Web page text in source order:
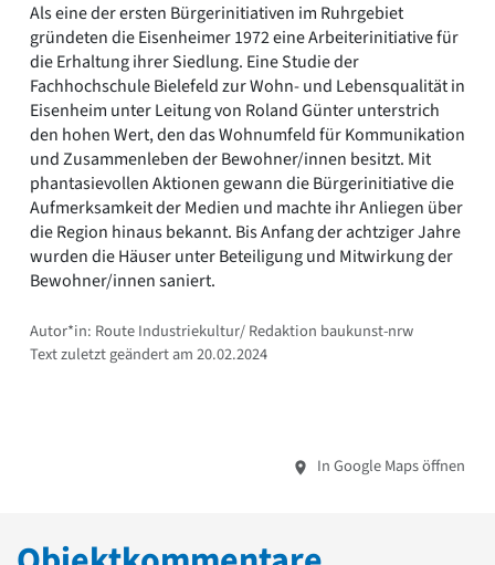
Als eine der ersten Bürgerinitiativen im Ruhrgebiet
gründeten die Eisenheimer 1972 eine Arbeiterinitiative für
die Erhaltung ihrer Siedlung. Eine Studie der
Fachhochschule Bielefeld zur Wohn- und Lebensqualität in
Eisenheim unter Leitung von Roland Günter unterstrich
den hohen Wert, den das Wohnumfeld für Kommunikation
und Zusammenleben der Bewohner/innen besitzt. Mit
phantasievollen Aktionen gewann die Bürgerinitiative die
Aufmerksamkeit der Medien und machte ihr Anliegen über
die Region hinaus bekannt. Bis Anfang der achtziger Jahre
wurden die Häuser unter Beteiligung und Mitwirkung der
Bewohner/innen saniert.
Autor*in: Route Industriekultur/ Redaktion baukunst-nrw
Text zuletzt geändert am 20.02.2024
In Google Maps öffnen